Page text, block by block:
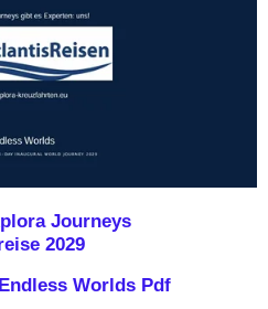
Journeys
2029
Worlds Pdf